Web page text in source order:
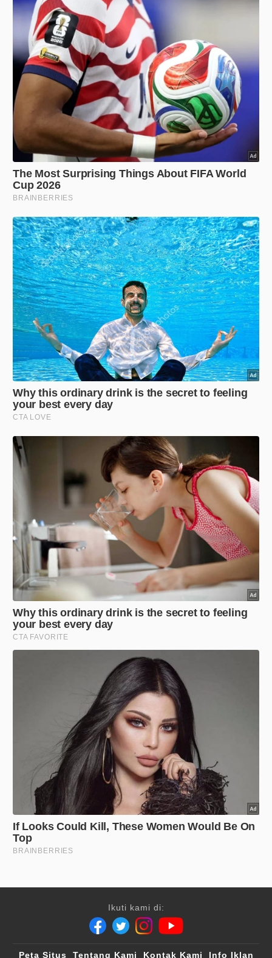
Ikuti kami di:
Peta Situs Tentang Kami Kontak Kami Info Iklan